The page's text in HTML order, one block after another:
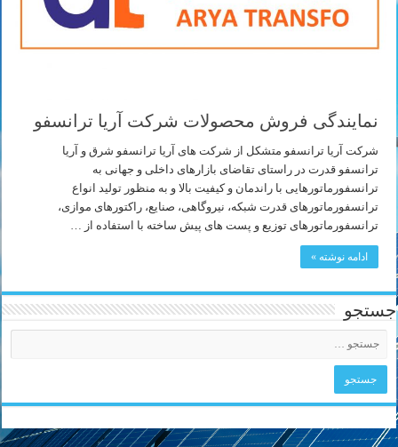
نمایندگی فروش محصولات شرکت آریا ترانسفو
شرکت آریا ترانسفو متشکل از شرکت های آریا ترانسفو شرق و آریا
ترانسفو قدرت در راستای تقاضای بازارهای داخلی و جهانی به
ترانسفورماتورهایی با راندمان و کیفیت بالا و به منظور تولید انواع
ترانسفورماتورهای قدرت شبکه، نیروگاهی، صنایع، راکتورهای موازی،
ترانسفورماتورهای توزیع و پست های پیش ساخته با استفاده از …
ادامه نوشته »
جستجو